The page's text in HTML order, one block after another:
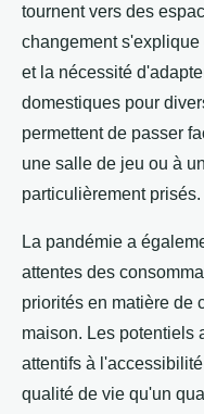
tournent vers des
changement s'explique
et la nécessité
domestiques pour
permettent de passer
une salle de jeu ou à
particulièrement prisés.
La pandémie a
attentes des
priorités en matière de
maison. Les potentiels
attentifs à
qualité de vie qu'un